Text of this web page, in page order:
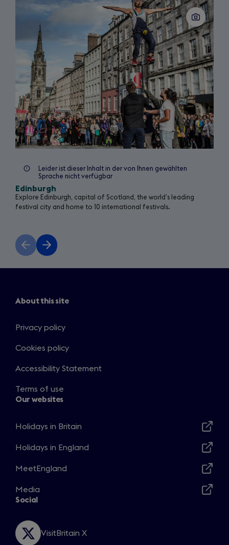
t
a
b
Leider ist dieser Inhalt in der von Ihnen gewählten
Sprache nicht verfügbar
Edinburgh
Explore Edinburgh, capital of Scotland, the world’s leading
festival city and home to 10 international festivals.
Previous
slide
Next
slide
About this site
Privacy policy
Cookies policy
Accessibility Statement
Terms of use
Our websites
Holidays in Britain
in
new
Holidays in England
in
new
window
MeetEngland
in
a
window
Media
Opens
new
Social
VisitBritain X
Opens